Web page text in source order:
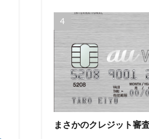
まさかのクレジット審